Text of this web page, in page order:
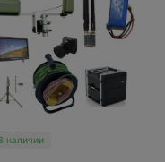
наличии